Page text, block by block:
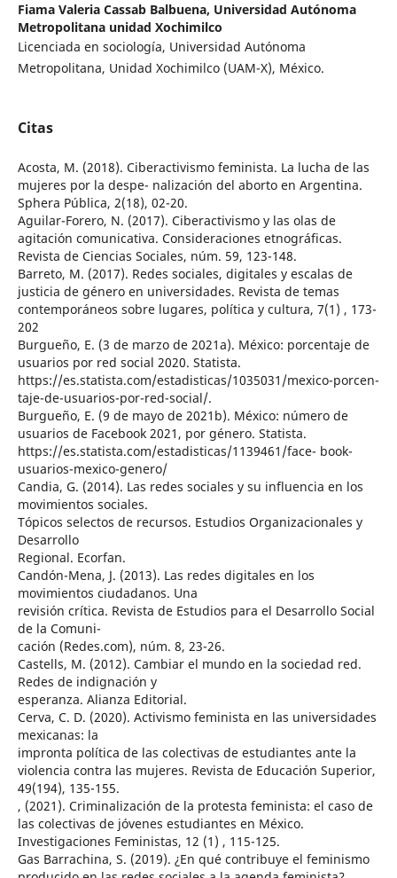
Fiama Valeria Cassab Balbuena, Universidad Autónoma
Metropolitana unidad Xochimilco
Licenciada en sociología, Universidad Autónoma
Metropolitana, Unidad Xochimilco (UAM-X), México.
Citas
Acosta, M. (2018). Ciberactivismo feminista. La lucha de las
mujeres por la despe- nalización del aborto en Argentina.
Sphera Pública, 2(18), 02-20.
Aguilar-Forero, N. (2017). Ciberactivismo y las olas de
agitación comunicativa. Consideraciones etnográficas.
Revista de Ciencias Sociales, núm. 59, 123-148.
Barreto, M. (2017). Redes sociales, digitales y escalas de
justicia de género en universidades. Revista de temas
contemporáneos sobre lugares, política y cultura, 7(1) , 173-
202
Burgueño, E. (3 de marzo de 2021a). México: porcentaje de
usuarios por red social 2020. Statista.
https://es.statista.com/estadisticas/1035031/mexico-porcen-
taje-de-usuarios-por-red-social/.
Burgueño, E. (9 de mayo de 2021b). México: número de
usuarios de Facebook 2021, por género. Statista.
https://es.statista.com/estadisticas/1139461/face- book-
usuarios-mexico-genero/
Candia, G. (2014). Las redes sociales y su influencia en los
movimientos sociales.
Tópicos selectos de recursos. Estudios Organizacionales y
Desarrollo
Regional. Ecorfan.
Candón-Mena, J. (2013). Las redes digitales en los
movimientos ciudadanos. Una
revisión crítica. Revista de Estudios para el Desarrollo Social
de la Comuni-
cación (Redes.com), núm. 8, 23-26.
Castells, M. (2012). Cambiar el mundo en la sociedad red.
Redes de indignación y
esperanza. Alianza Editorial.
Cerva, C. D. (2020). Activismo feminista en las universidades
mexicanas: la
impronta política de las colectivas de estudiantes ante la
violencia contra las mujeres. Revista de Educación Superior,
49(194), 135-155.
, (2021). Criminalización de la protesta feminista: el caso de
las colectivas de jóvenes estudiantes en México.
Investigaciones Feministas, 12 (1) , 115-125.
Gas Barrachina, S. (2019). ¿En qué contribuye el feminismo